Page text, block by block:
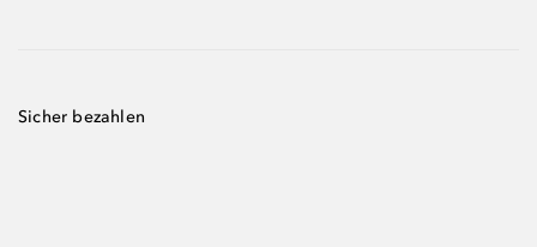
Sicher bezahlen